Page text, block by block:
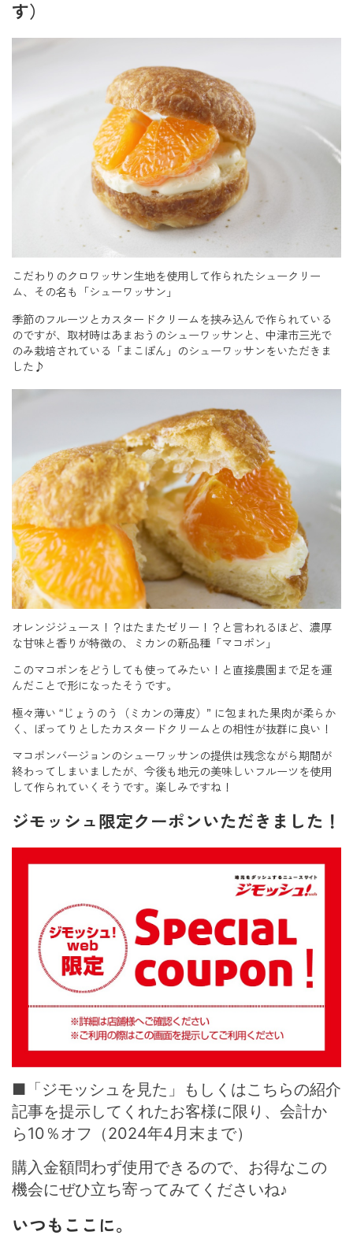
す）
こだわりのクロワッサン生地を使用して作られたシュークリー
ム、その名も「シューワッサン」
季節のフルーツとカスタードクリームを挟み込んで作られている
のですが、取材時はあまおうのシューワッサンと、中津市三光で
のみ栽培されている「まこぽん」のシューワッサンをいただきま
した♪
オレンジジュース！？はたまたゼリー！？と言われるほど、濃厚
な甘味と香りが特徴の、ミカンの新品種「マコポン」
このマコポンをどうしても使ってみたい！と直接農園まで足を運
んだことで形になったそうです。
極々薄い “じょうのう（ミカンの薄皮）” に包まれた果肉が柔らか
く、ぽってりとしたカスタードクリームとの相性が抜群に良い！
マコポンバージョンのシューワッサンの提供は残念ながら期間が
終わってしまいましたが、今後も地元の美味しいフルーツを使用
して作られていくそうです。楽しみですね！
ジモッシュ限定クーポンいただきました！
■「ジモッシュを見た」もしくはこちらの紹介
記事を提示してくれたお客様に限り、会計か
ら10％オフ（2024年4月末まで）
購入金額問わず使用できるので、お得なこの
機会にぜひ立ち寄ってみてくださいね♪
いつもここに。